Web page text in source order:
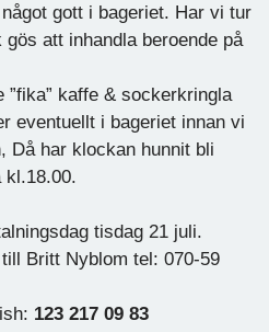
gott i bageriet. Har vi tur
att inhandla beroende på
kaffe & sockerkringla
eventuellt i bageriet innan vi
Då har klockan hunnit bli
kl.18.00.
tisdag 21 juli.
Britt Nyblom tel: 070-59
123 217 09 83